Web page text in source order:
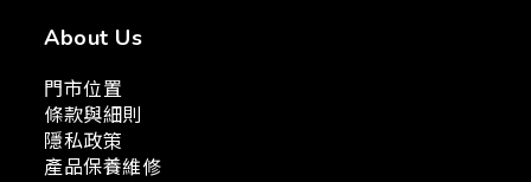
About Us
門市位置
條款與細則
隱私政策
產品保養維修